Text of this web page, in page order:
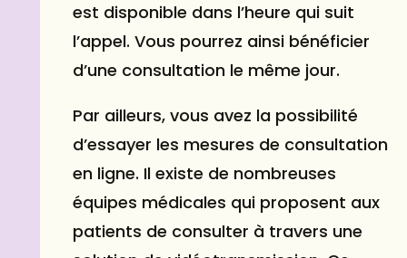
est disponible dans l’heure qui suit
l’appel. Vous pourrez ainsi bénéficier
d’une consultation le même jour.
Par ailleurs, vous avez la possibilité
d’essayer les mesures de consultation
en ligne. Il existe de nombreuses
équipes médicales qui proposent aux
patients de consulter à travers une